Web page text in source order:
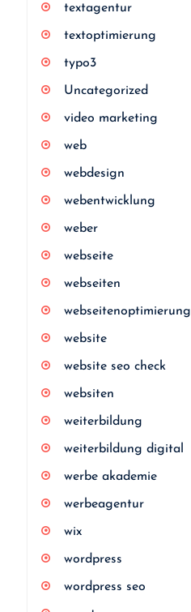
textagentur
textoptimierung
typo3
Uncategorized
video marketing
web
webdesign
webentwicklung
weber
webseite
webseiten
webseitenoptimierung
website
website seo check
websiten
weiterbildung
weiterbildung digital
werbe akademie
werbeagentur
wix
wordpress
wordpress seo